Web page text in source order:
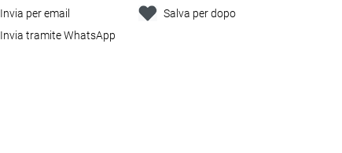
Invia per email
Invia tramite WhatsApp
Salva per dopo